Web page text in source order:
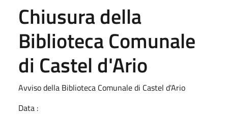
Chiusura della
Biblioteca Comunale
di Castel d'Ario
Avviso della Biblioteca Comunale di Castel d'Ario
Data :